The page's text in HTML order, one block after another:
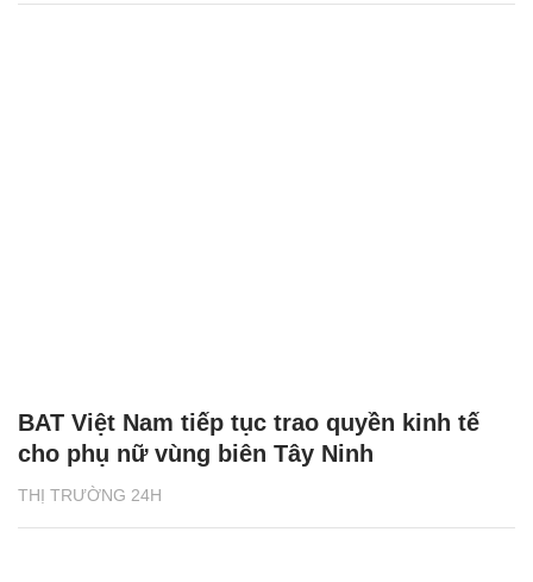
THỊ TRƯỜNG 24H
BAT Việt Nam tiếp tục trao quyền kinh tế
cho phụ nữ vùng biên Tây Ninh